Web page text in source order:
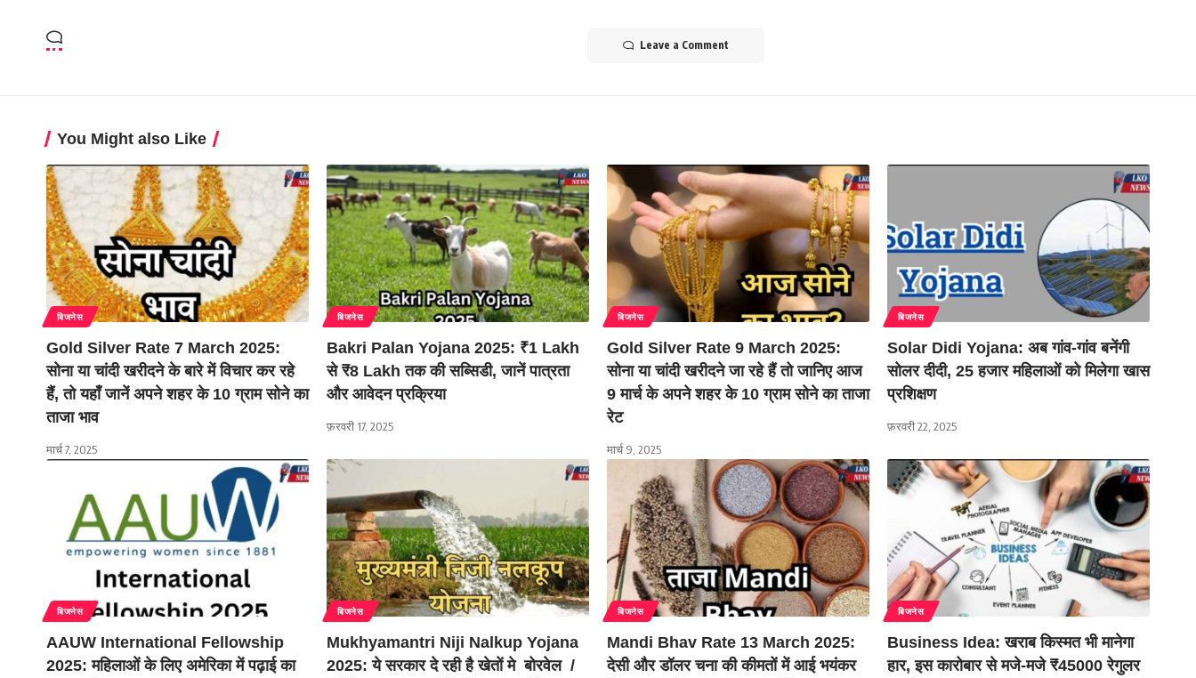
Leave a Comment
You Might also Like
बिजनेस
Gold Silver Rate 7 March 2025:
सोना या चांदी खरीदने के बारे में विचार कर रहे
हैं, तो यहाँ जानें अपने शहर के 10 ग्राम सोने का
ताजा भाव
मार्च 7, 2025
बिजनेस
Bakri Palan Yojana 2025: ₹1 Lakh
से ₹8 Lakh तक की सब्सिडी, जानें पात्रता
और आवेदन प्रक्रिया
फ़रवरी 17, 2025
बिजनेस
Gold Silver Rate 9 March 2025:
सोना या चांदी खरीदने जा रहे हैं तो जानिए आज
9 मार्च के अपने शहर के 10 ग्राम सोने का ताजा
रेट
मार्च 9, 2025
बिजनेस
Solar Didi Yojana: अब गांव-गांव बनेंगी
सोलर दीदी, 25 हजार महिलाओं को मिलेगा खास
प्रशिक्षण
फ़रवरी 22, 2025
बिजनेस
AAUW International Fellowship
2025: महिलाओं के लिए अमेरिका में पढ़ाई का
बिजनेस
Mukhyamantri Niji Nalkup Yojana
2025: ये सरकार दे रही है खेतों मे बोरवेल /
बिजनेस
Mandi Bhav Rate 13 March 2025:
देसी और डॉलर चना की कीमतों में आई भयंकर
बिजनेस
Business Idea: खराब किस्मत भी मानेगा
हार, इस कारोबार से मजे-मजे ₹45000 रेगुलर